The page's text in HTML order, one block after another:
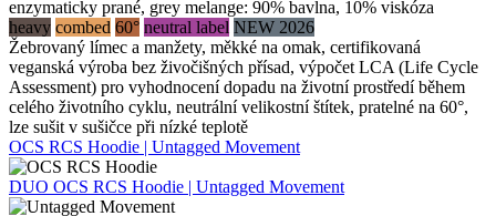
enzymaticky prané, grey melange: 90% bavlna, 10% viskóza
heavy combed 60° neutral label NEW 2026
Žebrovaný límec a manžety, měkké na omak, certifikovaná
veganská výroba bez živočišných přísad, výpočet LCA (Life Cycle
Assessment) pro vyhodnocení dopadu na životní prostředí během
celého životního cyklu, neutrální velikostní štítek, pratelné na 60°,
lze sušit v sušičce při nízké teplotě
OCS RCS Hoodie | Untagged Movement
DUO OCS RCS Hoodie | Untagged Movement